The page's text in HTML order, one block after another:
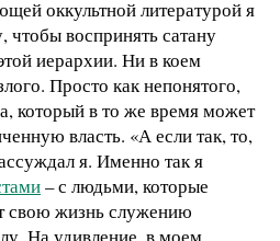
оккультной литературой я
чтобы воспринять сатану
иерархии. Ни в коем
Просто как непонятого,
который в то же время может
власть. «А если так, то,
я. Именно так я
– с людьми, которые
свою жизнь служению